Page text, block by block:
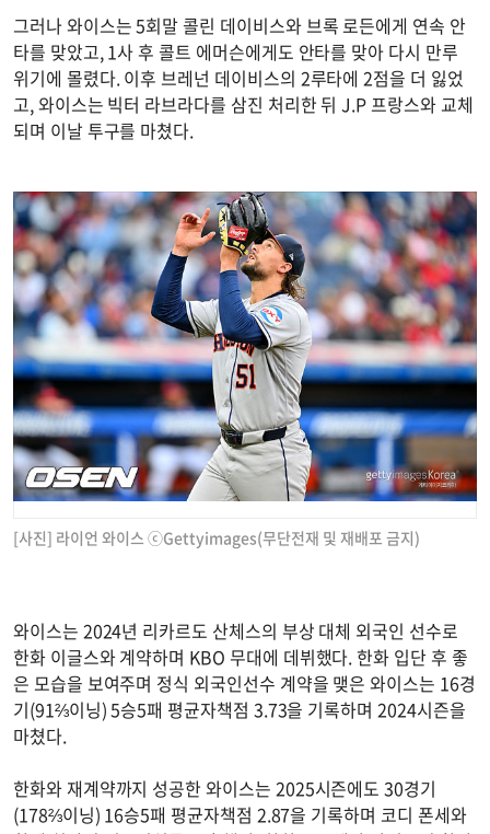
그러나 와이스는 5회말 콜린 데이비스와 브록 로든에게 연속 안
타를 맞았고, 1사 후 콜트 에머슨에게도 안타를 맞아 다시 만루
위기에 몰렸다. 이후 브레넌 데이비스의 2루타에 2점을 더 잃었
고, 와이스는 빅터 라브라다를 삼진 처리한 뒤 J.P 프랑스와 교체
되며 이날 투구를 마쳤다.
[사진] 라이언 와이스 ⓒGettyimages(무단전재 및 재배포 금지)
와이스는 2024년 리카르도 산체스의 부상 대체 외국인 선수로
한화 이글스와 계약하며 KBO 무대에 데뷔했다. 한화 입단 후 좋
은 모습을 보여주며 정식 외국인선수 계약을 맺은 와이스는 16경
기(91⅔이닝) 5승5패 평균자책점 3.73을 기록하며 2024시즌을
마쳤다.
한화와 재계약까지 성공한 와이스는 2025시즌에도 30경기
(178⅔이닝) 16승5패 평균자책점 2.87을 기록하며 코디 폰세와